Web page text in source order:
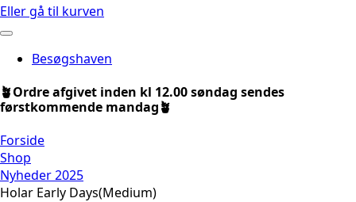
Eller gå til kurven
Besøgshaven
🪴Ordre afgivet inden kl 12.00 søndag sendes
førstkommende mandag🪴
Forside
Shop
Nyheder 2025
Holar Early Days(Medium)